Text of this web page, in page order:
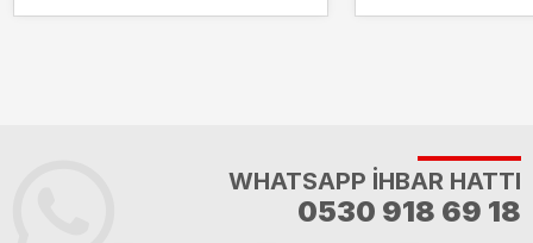
WHATSAPP İHBAR HATTI
0530 918 69 18